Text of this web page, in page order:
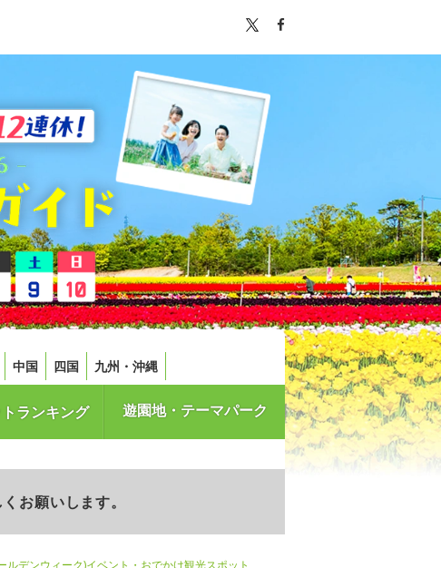
中国 四国 九州・沖縄
ランキング 遊園地・テーマパーク
お願いします。
ルデンウィーク)イベント・おでかけ観光スポット